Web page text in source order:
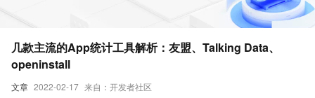
文章 2022-02-17 来自：开发者社区
几款主流的App统计工具解析：友盟、Talking Data、
openinstall